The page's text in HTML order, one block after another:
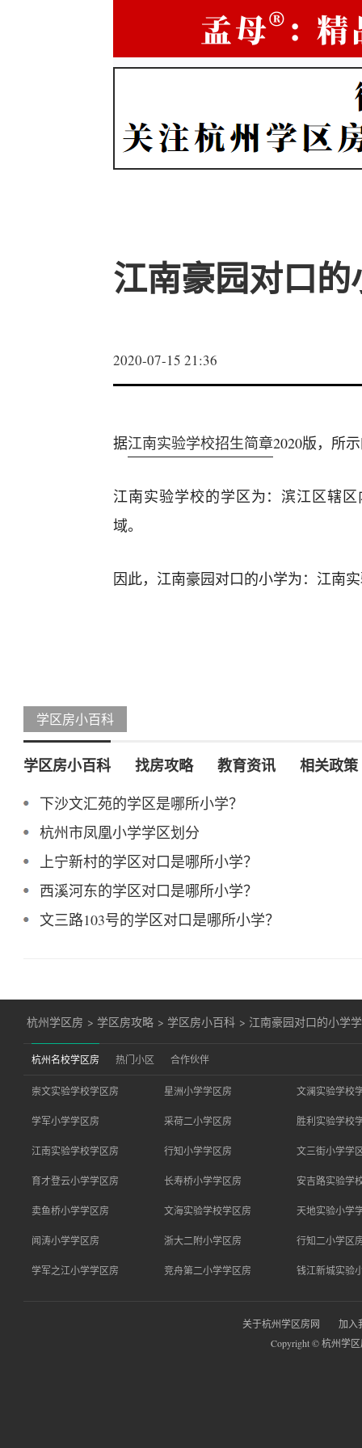
江南豪园对口的
2020-07-15 21:36
据江南实验学校招生简章2020版，所
江南实验学校的学区为：滨江区辖
域。
因此，江南豪园对口的小学为：江南
学区房小百科
学区房小百科 找房攻略 教育资讯 相关政策
下沙文汇苑的学区是哪所小学？
杭州市凤凰小学学区划分
上宁新村的学区对口是哪所小学？
西溪河东的学区对口是哪所小学？
文三路103号的学区对口是哪所小学？
杭州学区房 > 学区房攻略 > 学区房小百科 > 江南豪园对口的小学
杭州名校学区房 热门小区 合作伙伴
崇文实验学校学区房 星洲小学学区房 文澜实验学校
学军小学学区房 采荷二小学区房 胜利实验学校
江南实验学校学区房 行知小学学区房 文三街小学学
育才登云小学学区房 长寿桥小学学区房 安吉路实验学
卖鱼桥小学学区房 文海实验学校学区房 天地实验小学
闻涛小学学区房 浙大二附小学区房 行知二小学区
学军之江小学学区房 竞舟第二小学学区房 钱江新城实验
关于杭州学区房网
加入
Copyright © 杭州学